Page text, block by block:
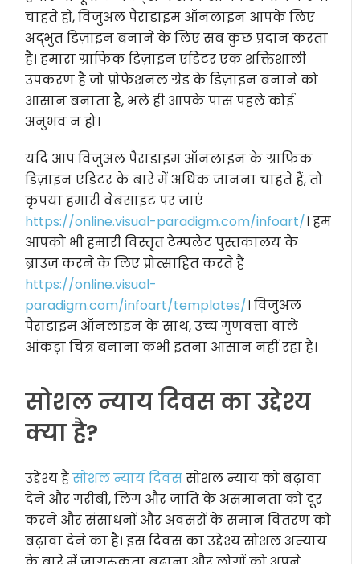
चाहते हों, विजुअल पैराडाइम ऑनलाइन आपके लिए
अद्भुत डिज़ाइन बनाने के लिए सब कुछ प्रदान करता
है। हमारा ग्राफिक डिज़ाइन एडिटर एक शक्तिशाली
उपकरण है जो प्रोफेशनल ग्रेड के डिज़ाइन बनाने को
आसान बनाता है, भले ही आपके पास पहले कोई
अनुभव न हो।
यदि आप विजुअल पैराडाइम ऑनलाइन के ग्राफिक
डिज़ाइन एडिटर के बारे में अधिक जानना चाहते हैं, तो
कृपया हमारी वेबसाइट पर जाएं
https://online.visual-paradigm.com/infoart/। हम
आपको भी हमारी विस्तृत टेम्पलेट पुस्तकालय के
ब्राउज़ करने के लिए प्रोत्साहित करते हैं
https://online.visual-
paradigm.com/infoart/templates/। विजुअल
पैराडाइम ऑनलाइन के साथ, उच्च गुणवत्ता वाले
आंकड़ा चित्र बनाना कभी इतना आसान नहीं रहा है।
सोशल न्याय दिवस का उद्देश्य
क्या है?
उद्देश्य हैसोशल न्याय दिवससोशल न्याय को बढ़ावा
देने और गरीबी, लिंग और जाति के असमानता को दूर
करने और संसाधनों और अवसरों के समान वितरण को
बढ़ावा देने का है। इस दिवस का उद्देश्य सोशल अन्याय